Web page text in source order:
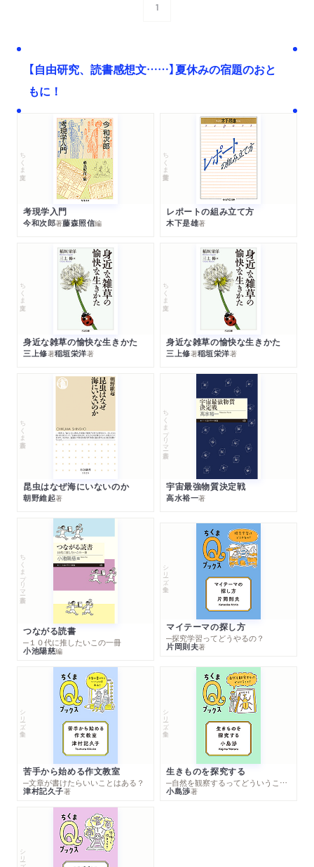
1
【自由研究、読書感想文……】夏休みの宿題のおと
もに！
ちくま文庫
考現学入門
今和次郎著藤森照信編
ちくま学芸文庫
レポートの組み立て方
木下是雄著
ちくま文庫
身近な雑草の愉快な生きかた
三上修著稲垣栄洋著
ちくま文庫
身近な雑草の愉快な生きかた
三上修著稲垣栄洋著
ちくま新書
昆虫はなぜ海にいないのか
朝野維起著
ちくまプリマー新書
宇宙最強物質決定戦
高水裕一著
ちくまプリマー新書
つながる読書
─１０代に推したいこの一冊
小池陽慈編
シリーズ・全集
マイテーマの探し方
─探究学習ってどうやるの？
片岡則夫著
シリーズ・全集
苦手から始める作文教室
─文章が書けたらいいことはある？
津村記久子著
シリーズ・全集
生きものを探究する
─自然を観察するってどういうこと？
小島渉著
シリーズ・全集